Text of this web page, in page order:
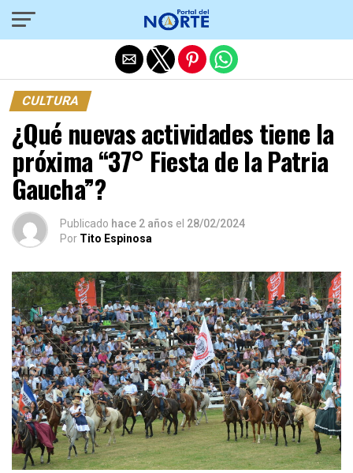
CULTURA
¿Qué nuevas actividades tiene la
próxima “37° Fiesta de la Patria
Gaucha”?
Publicado hace 2 años el 28/02/2024
Por Tito Espinosa
Salir de la versión móvil